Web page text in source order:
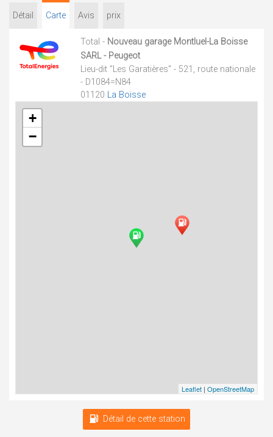
Détail Carte Avis prix
Total - Nouveau garage Montluel-La Boisse
SARL - Peugeot
Lieu-dit "Les Garatières" - 521, route nationale
- D1084=N84
01120 La Boisse
+
−
Leaflet | OpenStreetMap
Détail de cette station